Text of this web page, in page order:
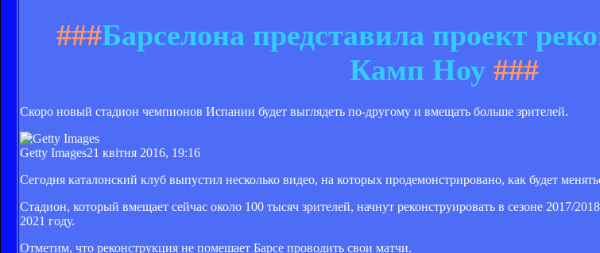
###Барселона представила проект
Камп Ноу ###
Скоро новый стадион чемпионов Испании будет выглядеть по-другому и вмещать больше зрителей.
Getty Images21 квітня 2016, 19:16
Сегодня каталонский клуб выпустил несколько видео, на которых продемонстрировано, как будет
Стадион, который вмещает сейчас около 100 тысяч зрителей, начнут реконструировать в сезоне 2017/
2021 году.
Отметим, что реконструкция не помешает Барсе проводить свои матчи.